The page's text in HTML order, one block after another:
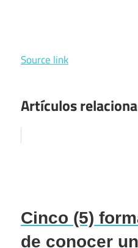
Source link
Artículos
Cinco (5)
de conocer